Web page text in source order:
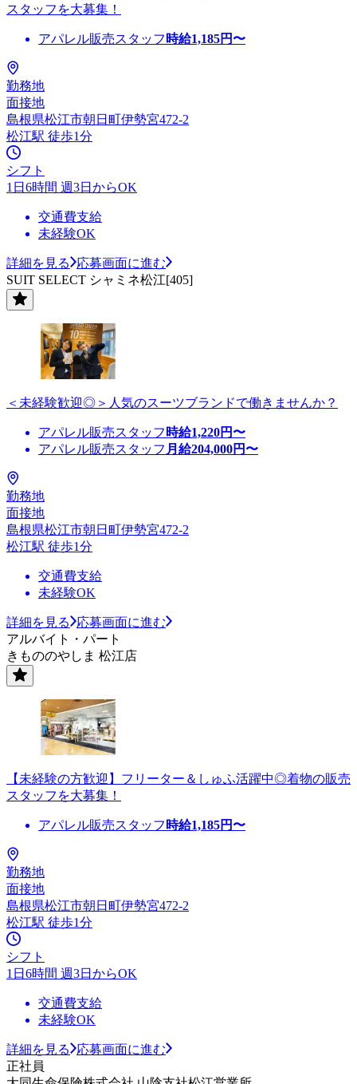
スタッフを大募集！
アパレル販売スタッフ 時給1,185円〜
勤務地
面接地
島根県松江市朝日町伊勢宮472-2
松江駅 徒歩1分
シフト
1日6時間 週3日からOK
交通費支給
未経験OK
詳細を見る
応募画面に進む
SUIT SELECT シャミネ松江[405]
＜未経験歓迎◎＞人気のスーツブランドで働きませんか？
アパレル販売スタッフ 時給1,220円〜
アパレル販売スタッフ 月給204,000円〜
勤務地
面接地
島根県松江市朝日町伊勢宮472-2
松江駅 徒歩1分
交通費支給
未経験OK
詳細を見る
応募画面に進む
アルバイト・パート
きもののやしま 松江店
【未経験の方歓迎】フリーター＆しゅふ活躍中◎着物の販売
スタッフを大募集！
アパレル販売スタッフ 時給1,185円〜
勤務地
面接地
島根県松江市朝日町伊勢宮472-2
松江駅 徒歩1分
シフト
1日6時間 週3日からOK
交通費支給
未経験OK
詳細を見る
応募画面に進む
正社員